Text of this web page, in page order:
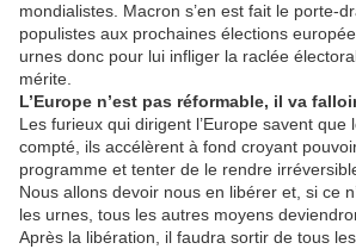
mondialistes. Macron s’en est fait le porte-
populistes aux prochaines élections
urnes donc pour lui infliger la raclée
mérite.
L’Europe n’est pas réformable, il va
Les furieux qui dirigent l’Europe savent que
compté, ils accélèrent à fond croyant
programme et tenter de le rendre
Nous allons devoir nous en libérer et, si ce
les urnes, tous les autres moyens
Après la libération, il faudra sortir de tous